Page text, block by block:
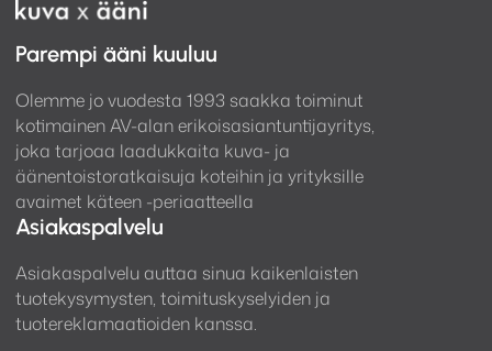
Parempi ääni kuuluu
Olemme jo vuodesta 1993 saakka toiminut
kotimainen AV-alan erikoisasiantuntijayritys,
joka tarjoaa laadukkaita kuva- ja
äänentoistoratkaisuja koteihin ja yrityksille
avaimet käteen -periaatteella
Asiakaspalvelu
Asiakaspalvelu auttaa sinua kaikenlaisten
tuotekysymysten, toimituskyselyiden ja
tuotereklamaatioiden kanssa.